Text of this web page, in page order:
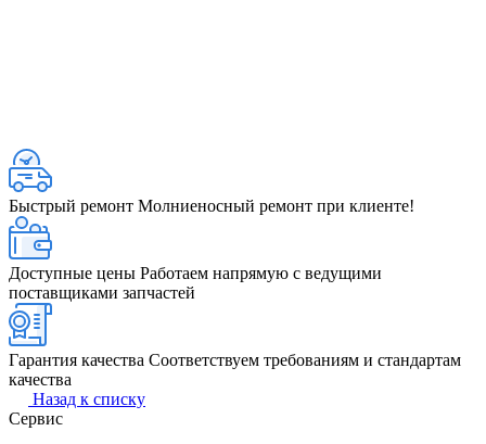
Быстрый ремонт Молниеносный ремонт при клиенте!
Доступные цены Работаем напрямую с ведущими
поставщиками запчастей
Гарантия качества Соответствуем требованиям и стандартам
качества
Назад к списку
Сервис